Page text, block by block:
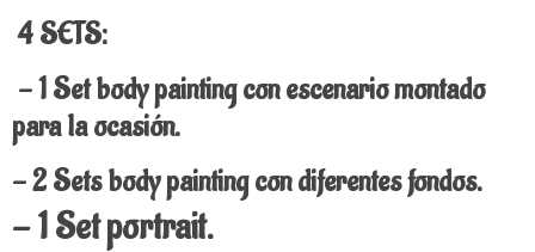
4 SETS:
- 1 Set body painting con escenario montado
para la ocasión.
- 2 Sets body painting con diferentes fondos.
- 1 Set portrait.